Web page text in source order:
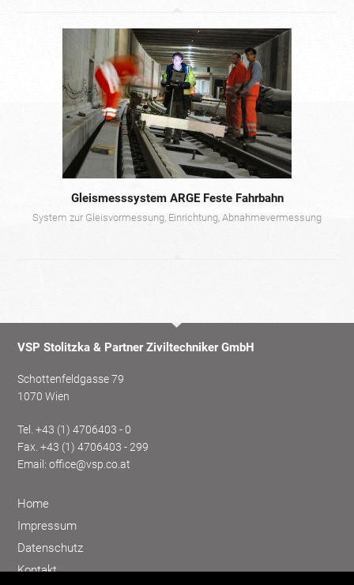
Gleismesssystem ARGE Feste Fahrbahn
System zur Gleisvormessung, Einrichtung, Abnahmevermessung
VSP Stolitzka & Partner Ziviltechniker GmbH
Schottenfeldgasse 79
1070 Wien
Tel.+43 (1) 4706403 - 0
Fax. +43 (1) 4706403 - 299
Email:office@vsp.co.at
Home
Impressum
Datenschutz
Kontakt